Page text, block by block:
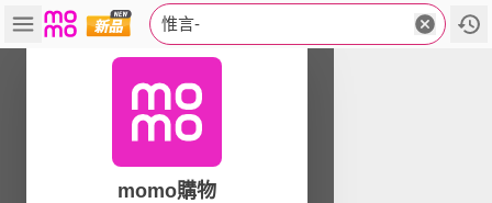
惟言-
momo購物